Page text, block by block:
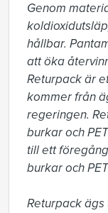
Genom
hållbar.
att öka
Returpack är
kommer från
regeringen.
burkar och
till ett
burkar och
Returpack